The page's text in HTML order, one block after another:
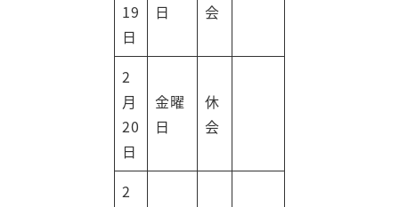
19
日
日
会
2
月
20
日
金曜
日
休
会
2